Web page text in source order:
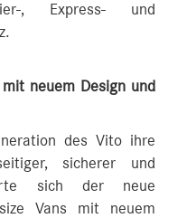
, Express- und
neuem Design und
des Vito ihre
sicherer und
sich der neue
Vans mit neuem